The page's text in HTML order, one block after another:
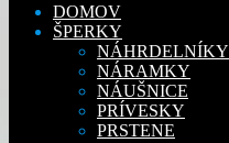
DOMOV
ŠPERKY
NÁHRDELNÍKY
NÁRAMKY
NÁUŠNICE
PRÍVESKY
PRSTENE